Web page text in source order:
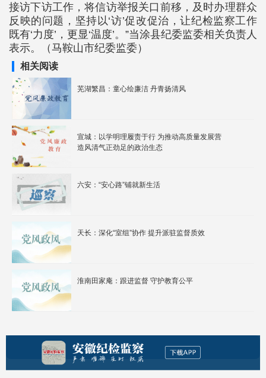
接访下访工作，将信访举报关口前移，及时办理群众
反映的问题，坚持以‘访’促改促治，让纪检监察工作
既有‘力度’，更显‘温度’。”当涂县纪委监委相关负责人
表示。（马鞍山市纪委监委）
相关阅读
芜湖繁昌：童心绘廉洁 丹青扬清风
宣城：以学明理履责于行 为推动高质量发展营
造风清气正劲足的政治生态
六安：“安心路”铺就新生活
天长：深化“室组”协作 提升派驻监督质效
淮南田家庵：跟进监督 守护教育公平